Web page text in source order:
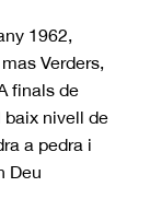
1962,
Verders,
finals de
baix nivell de
a pedra i
Deu